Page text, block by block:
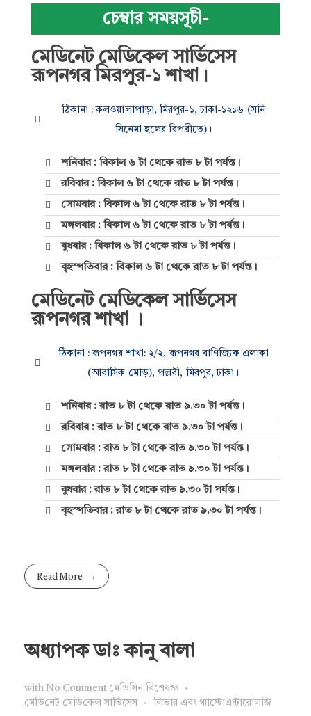
চেম্বার সময়সূচী-
মেডিনেট মেডিকেল সার্ভিসেস
রূপনগর মিরপুর-১ শাখা।
ঠিকানা : কলওয়ালাপাড়া, মিরপুর-১, ঢাকা-১২১৬ (সনি
সিনেমা হলের বিপরীতে)।
শনিবার : বিকাল ৬ টা থেকে রাত ৮ টা পর্যন্ত।
রবিবার : বিকাল ৬ টা থেকে রাত ৮ টা পর্যন্ত।
সোমবার : বিকাল ৬ টা থেকে রাত ৮ টা পর্যন্ত।
মঙ্গলবার : বিকাল ৬ টা থেকে রাত ৮ টা পর্যন্ত।
বুধবার : বিকাল ৬ টা থেকে রাত ৮ টা পর্যন্ত।
বৃহস্পতিবার : বিকাল ৬ টা থেকে রাত ৮ টা পর্যন্ত।
মেডিনেট মেডিকেল সার্ভিসেস
রূপনগর শাখা ।
ঠিকানা : রূপনগর শাখা: ২/২, রূপনগর বাণিজ্যিক এলাকা
(আবাসিক মোড়), পল্লবী, মিরপুর, ঢাকা।
শনিবার : রাত ৮ টা থেকে রাত ৯.৩০ টা পর্যন্ত।
রবিবার : রাত ৮ টা থেকে রাত ৯.৩০ টা পর্যন্ত।
সোমবার : রাত ৮ টা থেকে রাত ৯.৩০ টা পর্যন্ত।
মঙ্গলবার : রাত ৮ টা থেকে রাত ৯.৩০ টা পর্যন্ত।
বুধবার : রাত ৮ টা থেকে রাত ৯.৩০ টা পর্যন্ত।
বৃহস্পতিবার : রাত ৮ টা থেকে রাত ৯.৩০ টা পর্যন্ত।
Read More
অধ্যাপক ডাঃ কানু বালা
with No Comment মেডিসিন বিশেষজ্ঞ
মে‌ডি‌নেট মে‌ডি‌কেল সা‌র্ভিসেস
লিভার এবং গ্যাস্ট্রোএন্টারোলজি